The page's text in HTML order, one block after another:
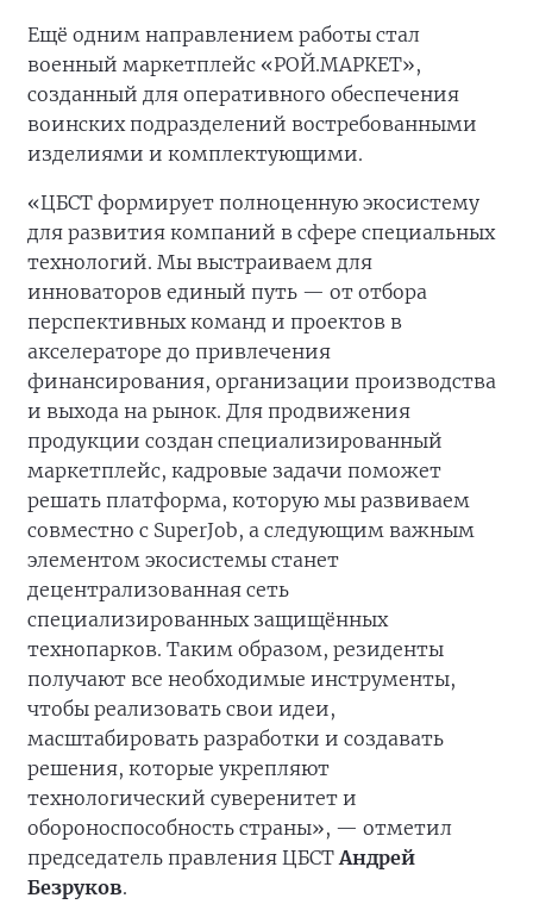
Ещё одним направлением работы стал
военный маркетплейс «РОЙ.МАРКЕТ»,
созданный для оперативного обеспечения
воинских подразделений востребованными
изделиями и комплектующими.
«ЦБСТ формирует полноценную экосистему
для развития компаний в сфере специальных
технологий. Мы выстраиваем для
инноваторов единый путь — от отбора
перспективных команд и проектов в
акселераторе до привлечения
финансирования, организации производства
и выхода на рынок. Для продвижения
продукции создан специализированный
маркетплейс, кадровые задачи поможет
решать платформа, которую мы развиваем
совместно с SuperJob, а следующим важным
элементом экосистемы станет
децентрализованная сеть
специализированных защищённых
технопарков. Таким образом, резиденты
получают все необходимые инструменты,
чтобы реализовать свои идеи,
масштабировать разработки и создавать
решения, которые укрепляют
технологический суверенитет и
обороноспособность страны», — отметил
председатель правления ЦБСТАндрей
Безруков.